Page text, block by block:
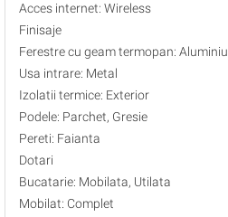
Acces internet: Wireless
Finisaje
Ferestre cu geam termopan: Aluminiu
Usa intrare: Metal
Izolatii termice: Exterior
Podele: Parchet, Gresie
Pereti: Faianta
Dotari
Bucatarie: Mobilata, Utilata
Mobilat: Complet